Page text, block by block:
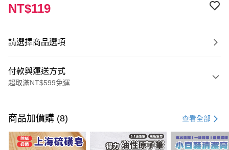
NT$119
請選擇商品選項
付款與運送方式
超取滿NT$599免運
信用卡一次付款
超商取貨付款
商品加價購 (8) 查看全部